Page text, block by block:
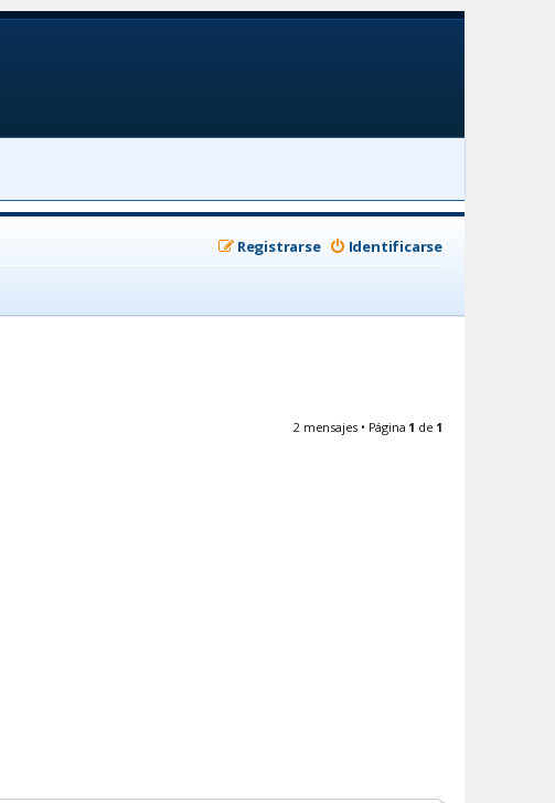
Identificarse
Registrarse
2 mensajes • Página 1 de 1